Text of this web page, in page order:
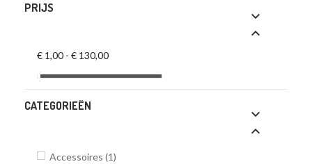
PRIJS


€ 1,00 - € 130,00
CATEGORIEËN


Accessoires (1)